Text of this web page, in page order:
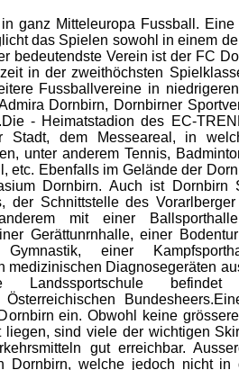
ganz Mitteleuropa Fussball.
das Spielen sowohl in einem
bedeutendste Verein ist der FC
in der zweithöchsten
Fussballvereine in
Dornbirn, Dornbirner
- Heimatstadion des EC-
Stadt, dem Messeareal, in
unter anderem Tennis,
etc. Ebenfalls im Gelände der
Dornbirn. Auch ist Dornbirn
der Schnittstelle des
mit einer
Gerättunrnhalle, einer
einer
medizinischen Diagnosegeräten
ein. Obwohl keine
liegen, sind viele der wichtigen
gut erreichbar.
Dornbirn, welche jedoch nicht in